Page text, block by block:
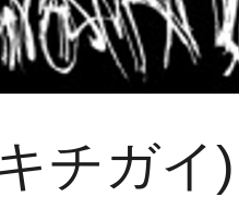
チガイ)